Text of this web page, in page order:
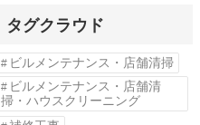
タグクラウド
ビルメンテナンス・店舗清掃
ビルメンテナンス・店舗清
掃・ハウスクリーニング